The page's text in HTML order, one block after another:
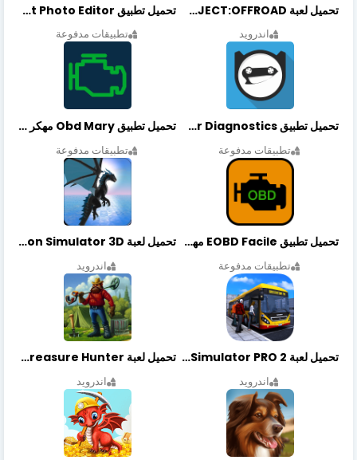
تحميل لعبة PROJECT:OFFROAD مهكرة أخر إصدار
اندرويد
تحميل تطبيق NeonArt Photo Editor مهكر أخر إصدار
تطبيقات مدفوعة
تحميل تطبيق OBDeleven Car Diagnostics مهكر أخر إصدار
تطبيقات مدفوعة
تحميل تطبيق Obd Mary مهكر أخر إصدار
تطبيقات مدفوعة
تحميل تطبيق EOBD Facile مهكر أخر إصدار
تطبيقات مدفوعة
تحميل لعبة Dragon Simulator 3D مهكرة أخر إصدار
اندرويد
تحميل لعبة Bus Simulator PRO 2 مهكرة أخر إصدار
اندرويد
تحميل لعبة Treasure Hunter مهكرة أخر إصدار
اندرويد